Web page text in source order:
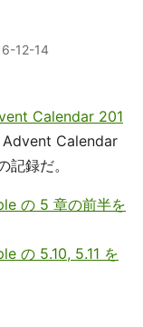
12-14
Calendar 201
Calendar
録だ。
の 5 章の前半を
の 5.10, 5.11 を